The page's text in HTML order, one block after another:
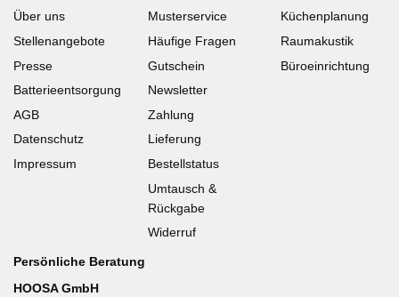
Über uns
Stellenangebote
Presse
Batterieentsorgung
AGB
Datenschutz
Impressum
Musterservice
Häufige Fragen
Gutschein
Newsletter
Zahlung
Lieferung
Bestellstatus
Umtausch &
Rückgabe
Widerruf
Küchenplanung
Raumakustik
Büroeinrichtung
Persönliche Beratung
HOOSA GmbH